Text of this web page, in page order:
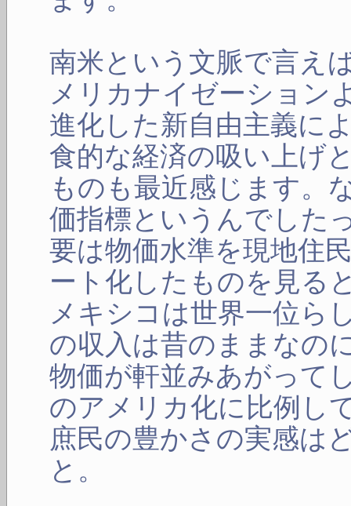
南米という文脈で言え
メリカナイゼーション
進化した新自由主義に
食的な経済の吸い上げ
ものも最近感じます。
価指標というんでした
要は物価水準を現地住
ート化したものを見る
メキシコは世界一位ら
の収入は昔のままなの
物価が軒並みあがって
のアメリカ化に比例し
庶民の豊かさの実感は
と。